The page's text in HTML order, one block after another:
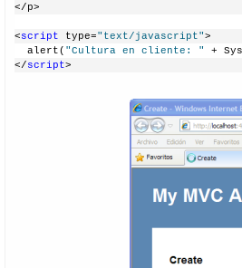
</p>
<script type="text/javascript">
alert( "Cultura en cliente: "
+
</script>